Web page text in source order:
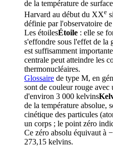
de la température de
Harvard au début du XXe
définie par l'observatoire
Les étoilesÉtoile : elle se
s'effondre sous l'effet de la
est suffisamment
centrale peut atteindre les
thermonucléaires.
Glossaire de type M, en
sont de couleur rouge avec
d'environ 3 000 kelvins
de la température absolue,
cinétique des particules
un corps ; le point zéro
Ce zéro absolu équivaut à
273,15 kelvins.